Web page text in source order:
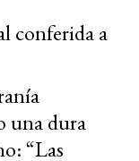
conferida a
una dura
“Las